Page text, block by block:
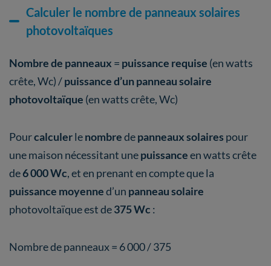
Calculer le nombre de panneaux solaires
photovoltaïques
Nombre de panneaux = puissance requise (en watts
crête, Wc) /puissance d’un panneau solaire
photovoltaïque (en watts crête, Wc)
Pourcalculerlenombredepanneaux solaires pour
une maison nécessitant unepuissanceen watts crête
de6 000 Wc, et en prenant en compte que la
puissance moyenned’un panneausolaire
photovoltaïque est de375 Wc :
Nombre de panneaux = 6 000 / 375